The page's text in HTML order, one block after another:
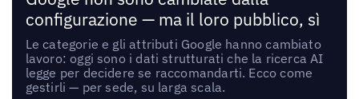
configurazione — ma il loro pubblico, sì
Le categorie e gli attributi Google hanno cambiato
lavoro: oggi sono i dati strutturati che la ricerca AI
legge per decidere se raccomandarti. Ecco come
gestirli — per sede, su larga scala.